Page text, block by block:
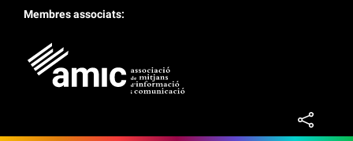
Membres associats: